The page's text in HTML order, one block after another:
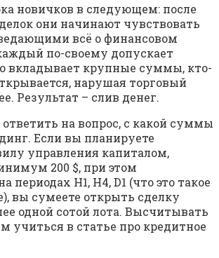
новичков в следующем: после
они начинают чувствовать
ведающими всё о финансовом
по-своему допускает
вкладывает крупные суммы, кто-
нарушая торговый
Результат – слив денег.
на вопрос, с какой суммы
Если вы планируете
управления капиталом,
200 $, при этом
периодах H1, H4, D1 (что это такое
вы сумеете открыть сделку
одной сотой лота. Высчитывать
учиться в статье про кредитное